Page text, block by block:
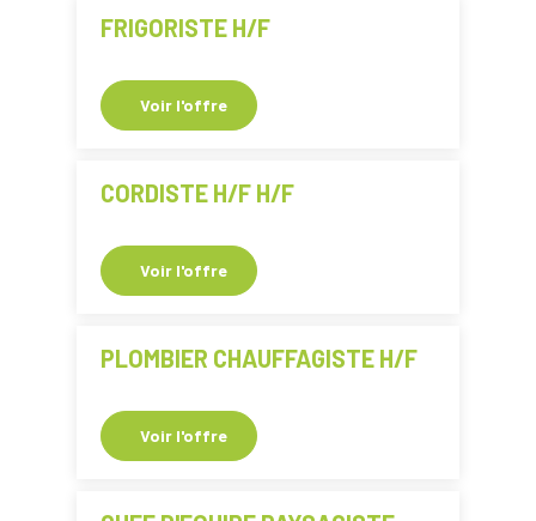
FRIGORISTE H/F
Voir l'offre
CORDISTE H/F H/F
Voir l'offre
PLOMBIER CHAUFFAGISTE H/F
Voir l'offre